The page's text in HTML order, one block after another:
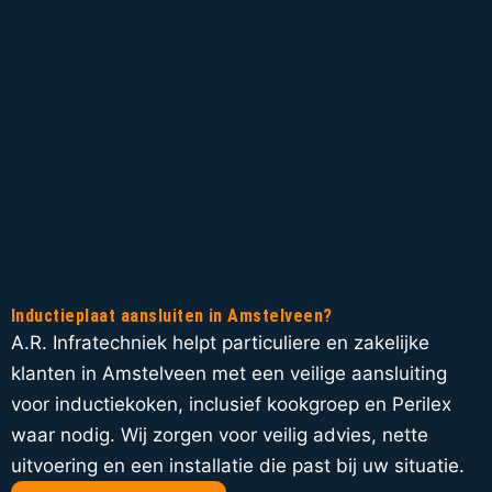
Inductieplaat aansluiten in Amstelveen?
A.R. Infratechniek helpt particuliere en zakelijke
klanten in Amstelveen met een veilige aansluiting
voor inductiekoken, inclusief kookgroep en Perilex
waar nodig. Wij zorgen voor veilig advies, nette
uitvoering en een installatie die past bij uw situatie.